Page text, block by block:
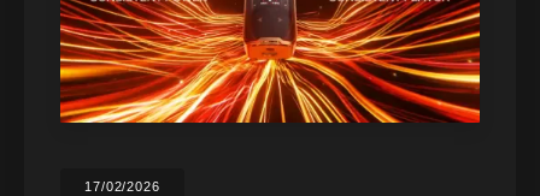
17/02/2026